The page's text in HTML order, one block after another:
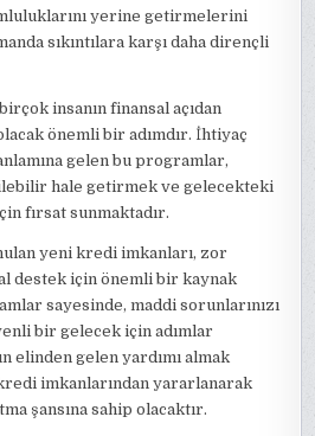
yerine getirmelerini
sıkıntılara karşı daha dirençli
insanın finansal açıdan
önemli bir adımdır. İhtiyaç
gelen bu programlar,
hale getirmek ve gelecekteki
fırsat sunmaktadır.
yeni kredi imkanları, zor
destek için önemli bir kaynak
sayesinde, maddi sorunlarınızı
bir gelecek için adımlar
elinden gelen yardımı almak
imkanlarından yararlanarak
şansına sahip olacaktır.